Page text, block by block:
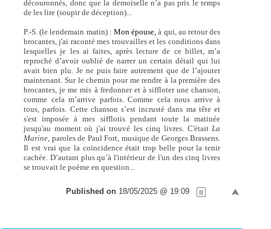
découronnés, donc que la demoiselle n’a pas pris le temps
de les lire (soupir de déception)...
P.-S. (le lendemain matin) :Mon épouse, à qui, au retour des
brocantes, j'ai raconté mes trouvailles et les conditions dans
lesquelles je les ai faites, après lecture de ce billet, m’a
reproché d’avoir oublié de narrer un certain détail qui lui
avait bien plu. Je ne puis faire autrement que de l’ajouter
maintenant. Sur le chemin pour me rendre à la première des
brocantes, je me mis à fredonner et à siffloter une chanson,
comme cela m’arrive parfois. Comme cela nous arrive à
tous, parfois. Cette chanson s’est incrusté dans ma tête et
s'est imposée à mes sifflotis pendant toute la matinée
jusqu'au moment où j'ai trouvé les cinq livres. C'étaitLa
Marine, paroles de Paul Fort, musique de Georges Brassens.
Il est vrai que la coïncidence était trop belle pour la tenir
cachée. D’autant plus qu’à l'intérieur de l'un des cinq livres
se trouvait le poème en question...
Published on 18/05/2025 @ 19:09